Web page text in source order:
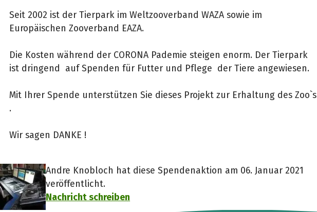
Seit 2002 ist der Tierpark im Weltzooverband WAZA sowie im
Europäischen Zooverband EAZA.
Die Kosten während der CORONA Pademie steigen enorm. Der Tierpark
ist dringend auf Spenden für Futter und Pflege der Tiere angewiesen.
Mit Ihrer Spende unterstützen Sie dieses Projekt zur Erhaltung des Zoo`s
.
Wir sagen DANKE !
Andre Knobloch hat diese Spendenaktion am 06. Januar 2021
veröffentlicht.
Nachricht schreiben